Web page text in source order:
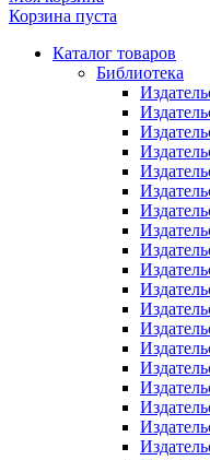
Корзина пуста
Каталог товаров
Библиотека